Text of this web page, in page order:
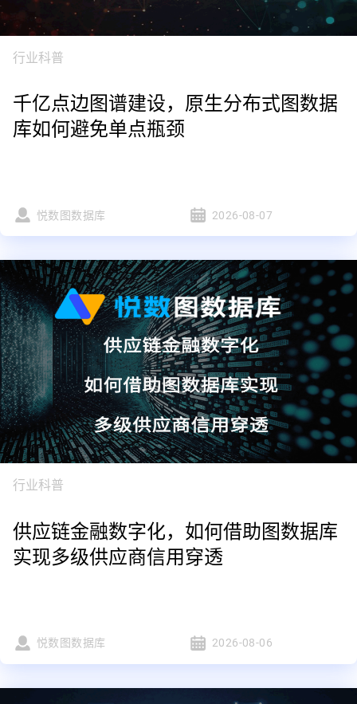
行业科普
千亿点边图谱建设，原生分布式图数据
库如何避免单点瓶颈
悦数图数据库 2026-08-07
行业科普
供应链金融数字化，如何借助图数据库
实现多级供应商信用穿透
悦数图数据库 2026-08-06